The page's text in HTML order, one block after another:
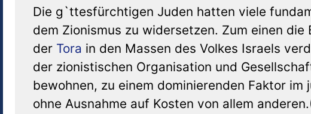
Die g`ttesfürchtigen Juden hatten viele
dem Zionismus zu widersetzen. Zum einen
der Tora in den Massen des Volkes Israels
der zionistischen Organisation und
bewohnen, zu einem dominierenden Faktor
ohne Ausnahme auf Kosten von allem